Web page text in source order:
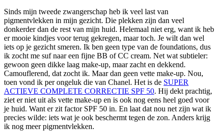
Sinds mijn tweede zwangerschap heb ik veel last van
pigmentvlekken in mijn gezicht. Die plekken zijn dan veel
donkerder dan de rest van mijn huid. Helemaal niet erg, want ik heb
er mooie kindjes voor terug gekregen, maar toch. Je wilt dan wel
iets op je gezicht smeren. Ik ben geen type van de foundations, dus
ik zocht me suf naar een fijne BB of CC cream. Net wat subtieler:
gewoon geen dikke laag make-up, maar zacht en dekkend.
Camouflerend, dat zocht ik. Maar dan geen vette make-up. Nou,
toen vond ik per ongeluk die van Chanel. Het is de SUPER
ACTIEVE COMPLETE CORRECTIE SPF 50. Hij dekt prachtig,
ziet er niet uit als vette make-up en is ook nog eens heel goed voor
je huid. Want er zit factor SPF 50 in. En laat dat nou net zijn wat ik
precies wilde: iets wat je ook beschermt tegen de zon. Anders krijg
ik nog meer pigmentvlekken.